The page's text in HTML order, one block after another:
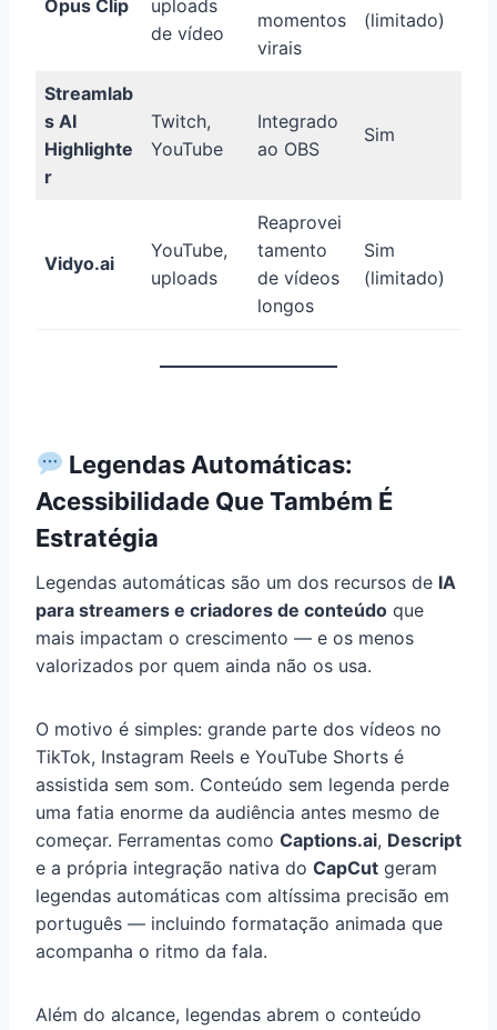
Opus Clip
uploads
de vídeo
momentos
virais
(limitado)
Streamlab
s AI
Highlighte
r
Twitch,
YouTube
Integrado
ao OBS
Sim
Vidyo.ai
YouTube,
uploads
Reaprovei
tamento
de vídeos
longos
Sim
(limitado)
Legendas Automáticas:
Acessibilidade Que Também É
Estratégia
Legendas automáticas são um dos recursos de IA
para streamers e criadores de conteúdo que
mais impactam o crescimento — e os menos
valorizados por quem ainda não os usa.
O motivo é simples: grande parte dos vídeos no
TikTok, Instagram Reels e YouTube Shorts é
assistida sem som. Conteúdo sem legenda perde
uma fatia enorme da audiência antes mesmo de
começar. Ferramentas como Captions.ai, Descript
e a própria integração nativa do CapCut geram
legendas automáticas com altíssima precisão em
português — incluindo formatação animada que
acompanha o ritmo da fala.
Além do alcance, legendas abrem o conteúdo